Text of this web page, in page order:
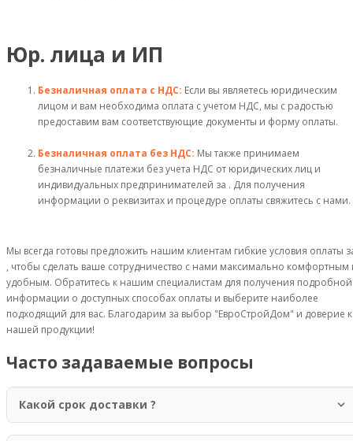
Юр. лица и ИП
Безналичная оплата с НДС: Если вы являетесь юридическим
лицом и вам необходима оплата с учетом НДС, мы с радостью
предоставим вам соответствующие документы и форму оплаты.
Безналичная оплата без НДС: Мы также принимаем
безналичные платежи без учета НДС от юридических лиц и
индивидуальных предпринимателей за . Для получения
информации о реквизитах и процедуре оплаты свяжитесь с нами.
Мы всегда готовы предложить нашим клиентам гибкие условия оплаты
, чтобы сделать ваше сотрудничество с нами максимально комфортным
удобным. Обратитесь к нашим специалистам для получения подробной
информации о доступных способах оплаты и выберите наиболее
подходящий для вас. Благодарим за выбор "ЕвроСтройДом" и доверие к
нашей продукции!
Часто задаваемые вопросы
Какой срок доставки ?